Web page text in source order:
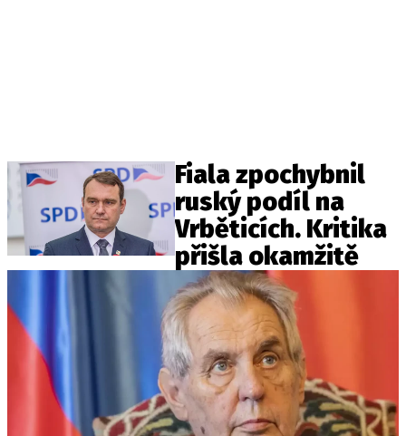
Fiala zpochybnil
ruský podíl na
Vrběticích. Kritika
přišla okamžitě